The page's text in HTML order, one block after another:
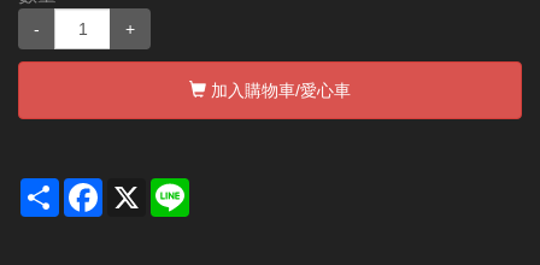
- +
加入購物車/愛心車
Share Facebook
X